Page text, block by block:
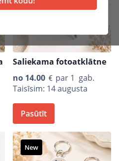
Saliekama fotoatklātne
no 14.00
par 1 gab.
Taisīsim: 14 augusta
Pasūtīt
New